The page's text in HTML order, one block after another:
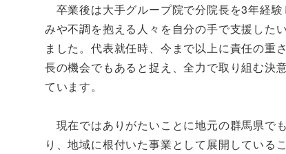
卒業後は大手グループ院で分院長を3年経
みや不調を抱える人々を自分の手で支援した
ました。代表就任時、今まで以上に責任の重
長の機会でもあると捉え、全力で取り組む決
ています。
現在ではありがたいことに地元の群馬県で
り、地域に根付いた事業として展開している